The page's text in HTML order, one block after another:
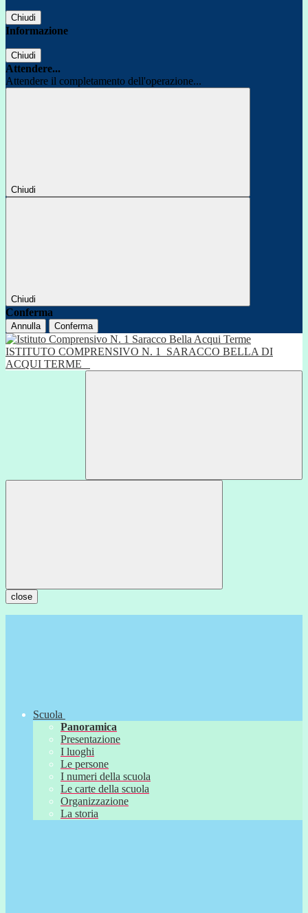
Chiudi
Informazione
Chiudi
Attendere...
Attendere il completamento dell'operazione...
Chiudi
Chiudi
Conferma
Annulla Conferma
ISTITUTO COMPRENSIVO N. 1
SARACCO BELLA DI
ACQUI TERME
close
Scuola
Panoramica
Presentazione
I luoghi
Le persone
I numeri della scuola
Le carte della scuola
Organizzazione
La storia